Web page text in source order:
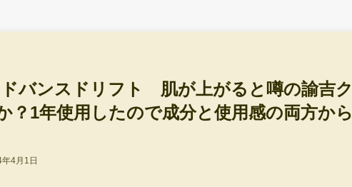
ドバンスドリフト 肌が上がると噂の諭吉ク
？1年使用したので成分と使用感の両方から
4月1日